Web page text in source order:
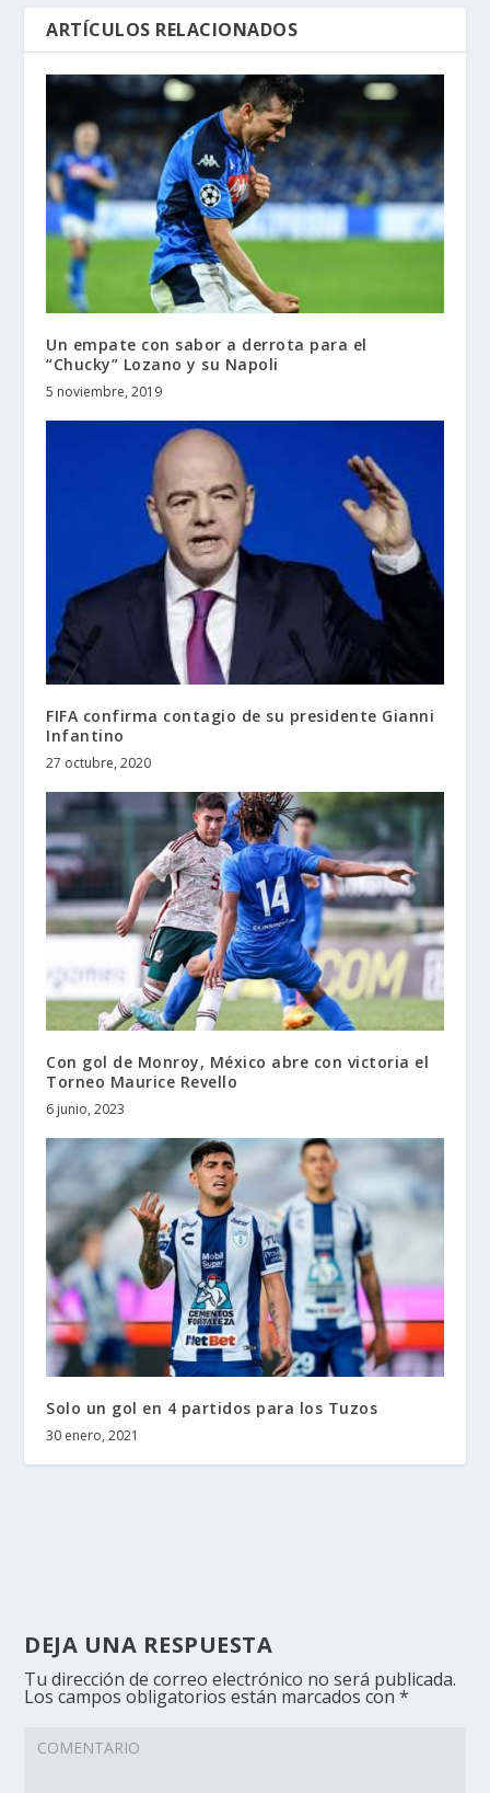
ARTÍCULOS RELACIONADOS
Un empate con sabor a derrota para el
“Chucky” Lozano y su Napoli
5 noviembre, 2019
FIFA confirma contagio de su presidente Gianni
Infantino
27 octubre, 2020
Con gol de Monroy, México abre con victoria el
Torneo Maurice Revello
6 junio, 2023
Solo un gol en 4 partidos para los Tuzos
30 enero, 2021
DEJA UNA RESPUESTA
Tu dirección de correo electrónico no será publicada.
Los campos obligatorios están marcados con*